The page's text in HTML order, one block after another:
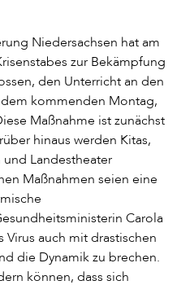
Niedersachsen hat am
zur Bekämpfung
den Unterricht an den
kommenden Montag,
Maßnahme ist zunächst
hinaus werden Kitas,
Landestheater
Maßnahmen seien eine
Carola
Virus auch mit drastischen
die Dynamik zu brechen.
können, dass sich